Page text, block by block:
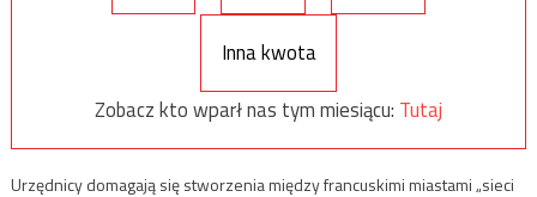
Inna kwota
Zobacz kto wparł nas tym miesiącu: Tutaj
Urzędnicy domagają się stworzenia między francuskimi miastami „sieci